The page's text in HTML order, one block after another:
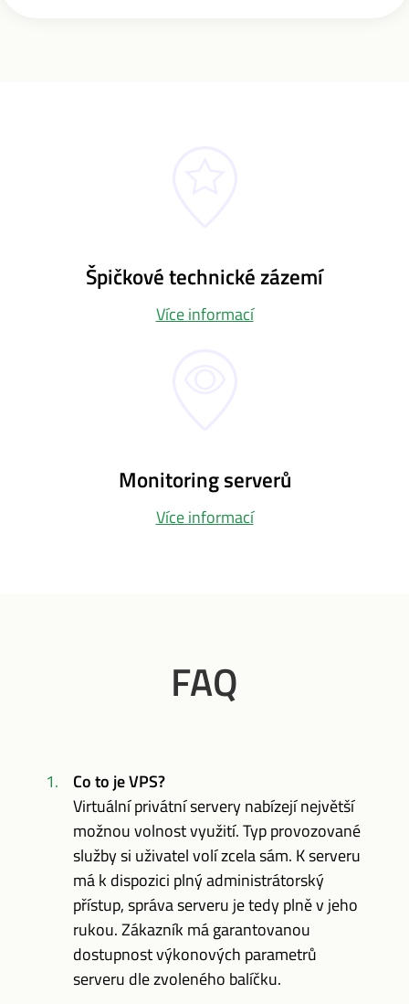
Špičkové technické zázemí
Více informací
Monitoring serverů
Více informací
FAQ
Co to je VPS?
Virtuální privátní servery nabízejí největší
možnou volnost využití. Typ provozované
služby si uživatel volí zcela sám. K serveru
má k dispozici plný administrátorský
přístup, správa serveru je tedy plně v jeho
rukou. Zákazník má garantovanou
dostupnost výkonových parametrů
serveru dle zvoleného balíčku.